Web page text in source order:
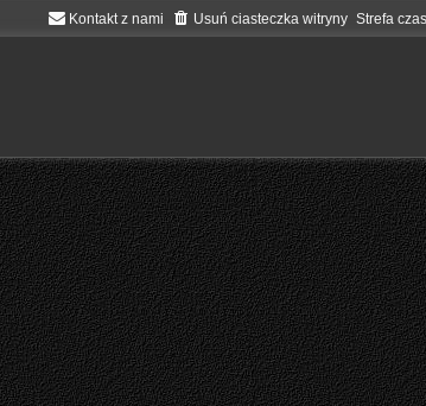
Strefa
Usuń ciasteczka witryny
Kontakt z nami